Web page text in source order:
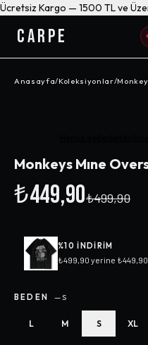
Ücretsiz Kargo — 1500 TL ve
CARPE
Anasayfa/Koleksiyonlar/
Monkeys Mıne
₺449,90₺499,90
%10 INDIRIM
₺499,90 yerine ₺449,90
BEDEN —S
L M S XL